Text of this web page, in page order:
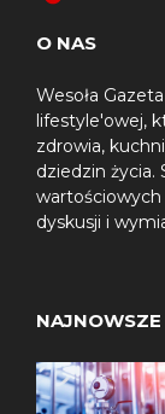
O NAS
Wesoła
lifestyle'owej,
zdrowia,
dziedzin życia.
wartościowych
dyskusji i